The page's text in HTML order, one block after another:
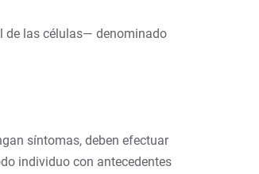
de las células— denominado
síntomas, deben efectuar
individuo con antecedentes